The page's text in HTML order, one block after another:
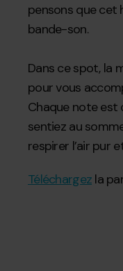
pensons que cet
bande-son.
Dans ce spot, la
pour vous
Chaque note est
sentiez au
respirer l’air pur
Téléchargez la